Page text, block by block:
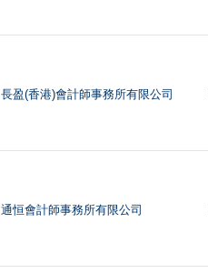
長盈(香港)會計師事務所有限公司
通恒會計師事務所有限公司